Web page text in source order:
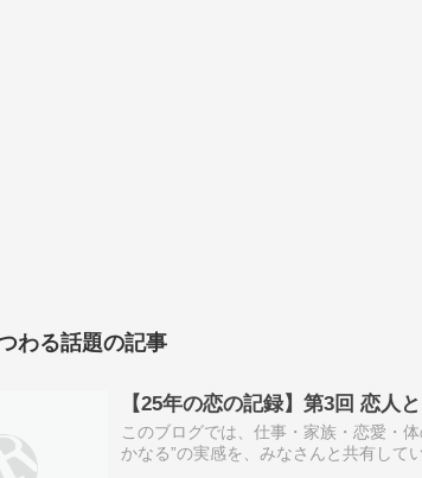
わる話題の記事
【25年の恋の記録】第3回 恋人
このブログでは、仕事・家族・恋愛・
かなる”の実感を、みなさんと共有して